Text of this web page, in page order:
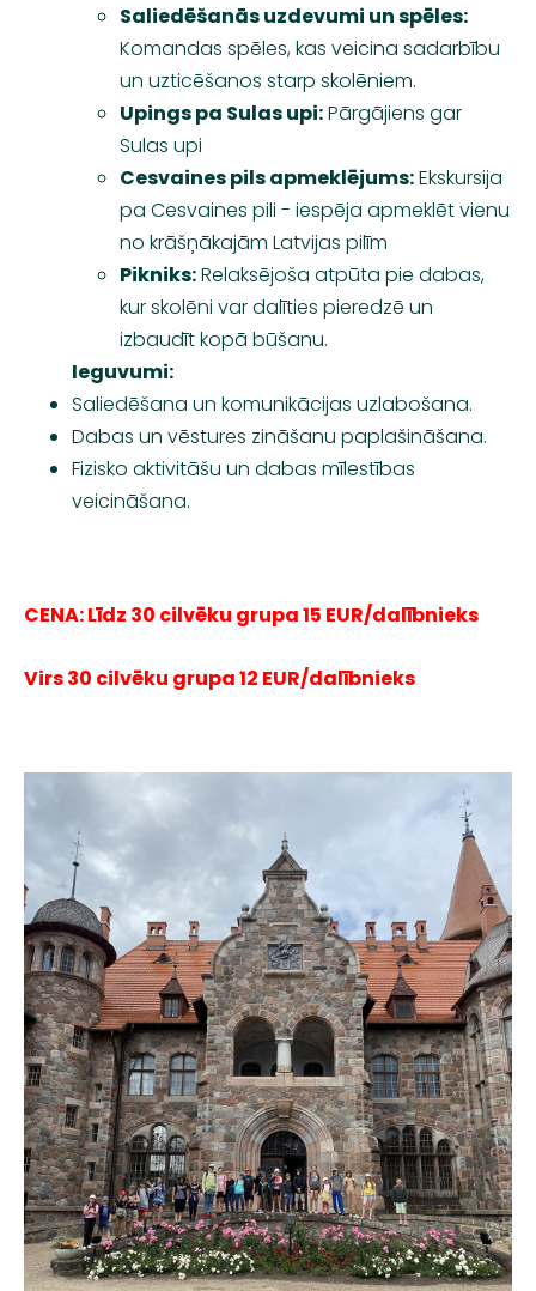
Saliedēšanās uzdevumi un spēles:
Komandas spēles, kas veicina sadarbību
un uzticēšanos starp skolēniem.
Upings pa Sulas upi:Pārgājiens gar
Sulas upi
Cesvaines pils apmeklējums:Ekskursija
pa Cesvaines pili - iespēja apmeklēt vienu
no krāšņākajām Latvijas pilīm
Pikniks:Relaksējoša atpūta pie dabas,
kur skolēni var dalīties pieredzē un
izbaudīt kopā būšanu.
Ieguvumi:
Saliedēšana un komunikācijas uzlabošana.
Dabas un vēstures zināšanu paplašināšana.
Fizisko aktivitāšu un dabas mīlestības
veicināšana.
CENA: Līdz 30 cilvēku grupa 15 EUR/dalībnieks
Virs 30 cilvēku grupa 12 EUR/dalībnieks